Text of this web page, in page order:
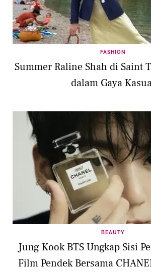
FASHION
Summer Raline Shah di Saint
dalam Gaya
BEAUTY
Jung Kook BTS Ungkap Sisi
Film Pendek Bersama